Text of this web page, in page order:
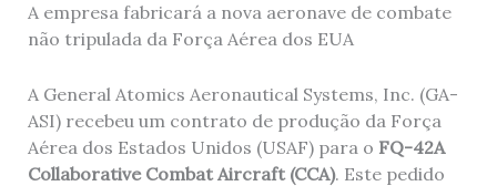
A empresa fabricará a nova aeronave de combate
não tripulada da Força Aérea dos EUA
A General Atomics Aeronautical Systems, Inc. (GA-
ASI) recebeu um contrato de produção da Força
Aérea dos Estados Unidos (USAF) para o FQ-42A
Collaborative Combat Aircraft (CCA). Este pedido